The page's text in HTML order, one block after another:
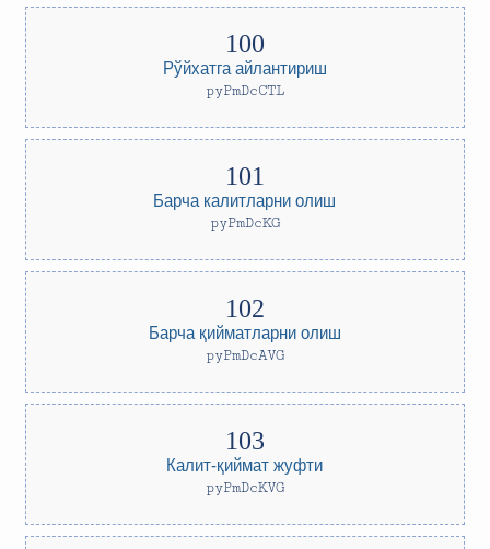
Рўйхатга айлантириш
pyPmDcCTL
Барча калитларни олиш
pyPmDcKG
Барча қийматларни олиш
pyPmDcAVG
Калит-қиймат жуфти
pyPmDcKVG